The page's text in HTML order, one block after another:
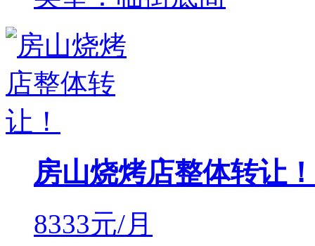
房山烧烤店整体转让！
8333元/月